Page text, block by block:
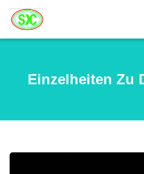
Einzelheiten Zu